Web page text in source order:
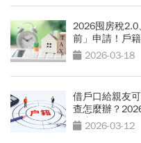
2026囤房稅2.0
前」申請！戶
2026-03-18
借戶口給親友
查怎麼辦？
件事2026-03-12